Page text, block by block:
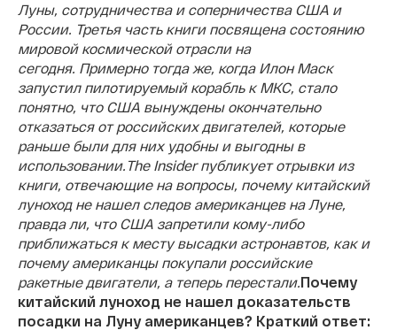
Луны, сотрудничества и соперничества США и
России. Третья часть книги посвящена состоянию
мировой космической отрасли на
сегодня. Примерно тогда же, когда Илон Маск
запустил пилотируемый корабль к МКС, стало
понятно, что США вынуждены окончательно
отказаться от российских двигателей, которые
раньше были для них удобны и выгодны в
использовании. The Insider публикует отрывки из
книги, отвечающие на вопросы, почему китайский
луноход не нашел следов американцев на Луне,
правда ли, что США запретили кому-либо
приближаться к месту высадки астронавтов, как и
почему американцы покупали российские
ракетные двигатели, а теперь перестали.Почему
китайский луноход не нашел доказательств
посадки на Луну американцев? Краткий ответ: